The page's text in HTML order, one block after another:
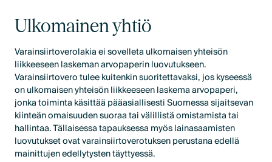
Ulkomainen yhtiö
Varainsiirtoverolakia ei sovelleta ulkomaisen yhteisön
liikkeeseen laskeman arvopaperin luovutukseen.
Varainsiirtovero tulee kuitenkin suoritettavaksi, jos kyseessä
on ulkomaisen yhteisön liikkeeseen laskema arvopaperi,
jonka toiminta käsittää pääasiallisesti Suomessa sijaitsevan
kiinteän omaisuuden suoraa tai välillistä omistamista tai
hallintaa. Tällaisessa tapauksessa myös lainasaamisten
luovutukset ovat varainsiirtoverotuksen perustana edellä
mainittujen edellytysten täyttyessä.